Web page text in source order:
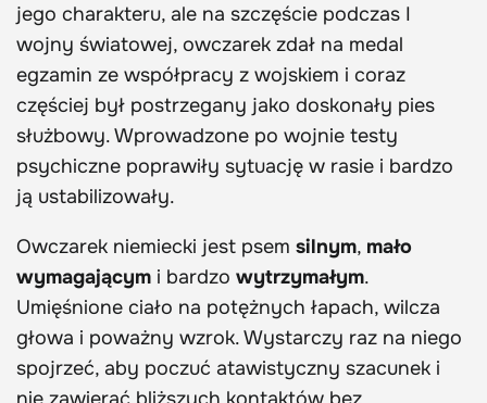
jego charakteru, ale na szczęście podczas I
wojny światowej, owczarek zdał na medal
egzamin ze współpracy z wojskiem i coraz
częściej był postrzegany jako doskonały pies
służbowy. Wprowadzone po wojnie testy
psychiczne poprawiły sytuację w rasie i bardzo
ją ustabilizowały.
Owczarek niemiecki jest psem silnym, mało
wymagającym i bardzo wytrzymałym.
Umięśnione ciało na potężnych łapach, wilcza
głowa i poważny wzrok. Wystarczy raz na niego
spojrzeć, aby poczuć atawistyczny szacunek i